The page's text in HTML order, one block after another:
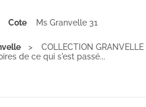
Cote Ms Granvelle 31
COLLECTION GRANVELLE
de ce qui s'est passé...